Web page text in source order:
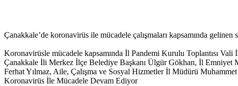
Çanakkale’de koronavirüs ile mücadele çalışmaları kapsamında
Koronavirüsle mücadele kapsamında İl Pandemi Kurulu Toplantısı
Çanakkale İli Merkez İlçe Belediye Başkanı Ülgür Gökhan, İl
Ferhat Yılmaz, Aile, Çalışma ve Sosyal Hizmetler İl Müdürü
Koronavirüs İle Mücadele Devam Ediyor